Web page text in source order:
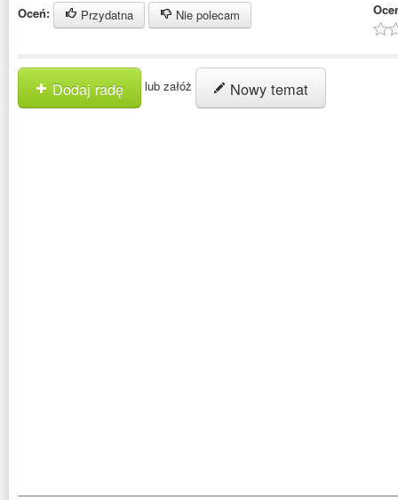
Oceń: Przydatna Nie polecam
Dodaj radę lub załóż Nowy temat